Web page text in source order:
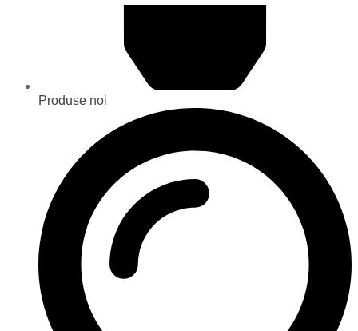
Produse noi